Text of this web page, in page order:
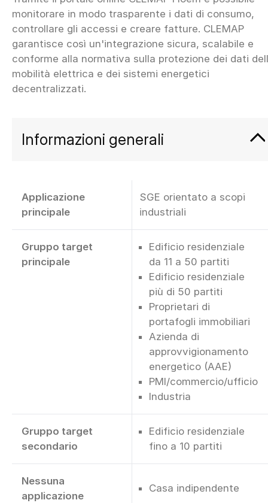
monitorare in modo trasparente i dati di consumo,
controllare gli accessi e creare fatture. CLEMAP
garantisce così un'integrazione sicura, scalabile e
conforme alla normativa sulla protezione dei dati
mobilità elettrica e dei sistemi energetici
Informazioni generali
Applicazione
principale
SGE orientato a scopi
industriali
Gruppo target
principale
Edificio residenziale
da 11 a 50 partiti
Edificio residenziale
più di 50 partiti
Proprietari di
portafogli immobiliari
Azienda di
approvvigionamento
energetico (AAE)
PMI/commercio/ufficio
Industria
Gruppo target
secondario
Edificio residenziale
fino a 10 partiti
Nessuna
applicazione
Casa indipendente